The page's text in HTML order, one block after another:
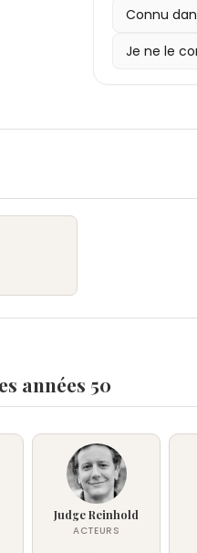
Connu
Je ne le
années 50
Judge Reinhold
ACTEURS